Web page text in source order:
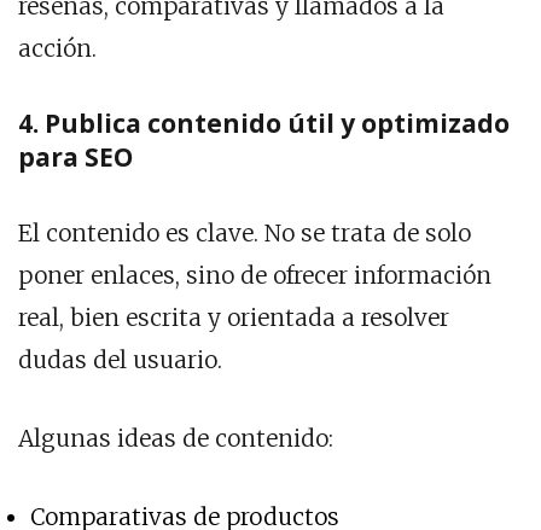
reseñas, comparativas y llamados a la
acción.
4. Publica contenido útil y optimizado
para SEO
El contenido es clave. No se trata de solo
poner enlaces, sino de ofrecer información
real, bien escrita y orientada a resolver
dudas del usuario.
Algunas ideas de contenido:
Comparativas de productos